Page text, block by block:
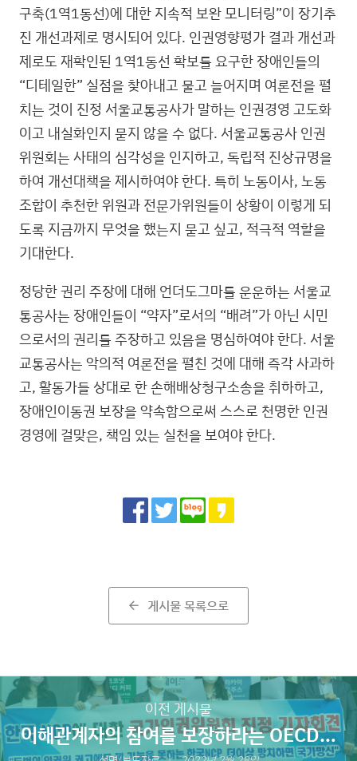
구축(1역1동선)에 대한 지속적 보완 모니터링”이 장기추
진 개선과제로 명시되어 있다. 인권영향평가 결과 개선과
제로도 재확인된 1역1동선 확보를 요구한 장애인들의
“디테일한” 실점을 찾아내고 물고 늘어지며 여론전을 펼
치는 것이 진정 서울교통공사가 말하는 인권경영 고도화
이고 내실화인지 묻지 않을 수 없다. 서울교통공사 인권
위원회는 사태의 심각성을 인지하고, 독립적 진상규명을
하여 개선대책을 제시하여야 한다. 특히 노동이사, 노동
조합이 추천한 위원과 전문가위원들이 상황이 이렇게 되
도록 지금까지 무엇을 했는지 묻고 싶고, 적극적 역할을
기대한다.
정당한 권리 주장에 대해 언더도그마를 운운하는 서울교
통공사는 장애인들이 “약자”로서의 “배려”가 아닌 시민
으로서의 권리를 주장하고 있음을 명심하여야 한다. 서울
교통공사는 악의적 여론전을 펼친 것에 대해 즉각 사과하
고, 활동가들 상대로 한 손해배상청구소송을 취하하고,
장애인이동권 보장을 약속함으로써 스스로 천명한 인권
경영에 걸맞은, 책임 있는 실천을 보여야 한다.
Share
arrow_back 게시물 목록으로
이전 게시물
이해관계자의 참여를 보장하라는 OECD의